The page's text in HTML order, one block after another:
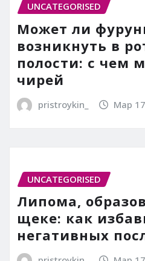
UNCATEGORISED
Может ли
возникнуть в
полости: с чем
чирей
pristroykin_ Мар
UNCATEGORISED
Липома,
щеке: как
негативных